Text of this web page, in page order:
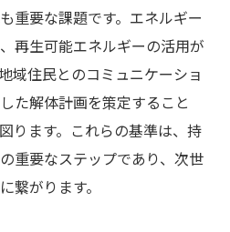
重要な課題です。エネルギー
再生可能エネルギーの活用が
域住民とのコミュニケーショ
た解体計画を策定すること
ります。これらの基準は、持
重要なステップであり、次世
繋がります。